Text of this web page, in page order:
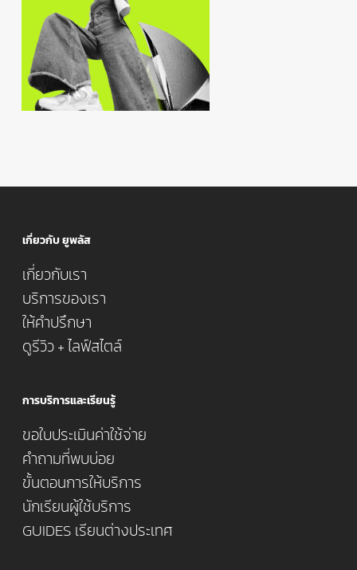
เกี่ยวกับ ยูพลัส
เกี่ยวกับเรา
บริการของเรา
ให้คำปรึกษา
ดูรีวิว + ไลฟ์สไตล์
การบริการและเรียนรู้
ขอใบประเมินค่าใช้จ่าย
คำถามที่พบบ่อย
ขั้นตอนการให้บริการ
นักเรียนผู้ใช้บริการ
GUIDES เรียนต่างประเทศ